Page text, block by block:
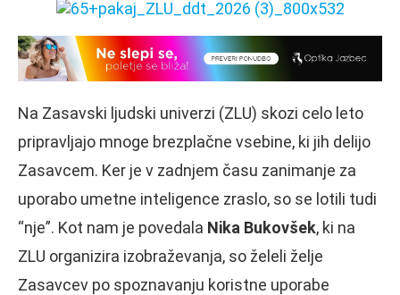
Na Zasavski ljudski univerzi (ZLU) skozi celo leto
pripravljajo mnoge brezplačne vsebine, ki jih delijo
Zasavcem. Ker je v zadnjem času zanimanje za
uporabo umetne inteligence zraslo, so se lotili tudi
“nje”. Kot nam je povedala Nika Bukovšek, ki na
ZLU organizira izobraževanja, so želeli želje
Zasavcev po spoznavanju koristne uporabe